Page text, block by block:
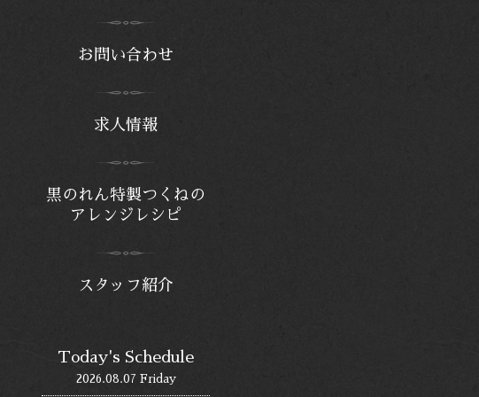
お問い合わせ
求人情報
黒のれん特製つくねの
アレンジレシピ
スタッフ紹介
Today's Schedule
2026.08.07 Friday